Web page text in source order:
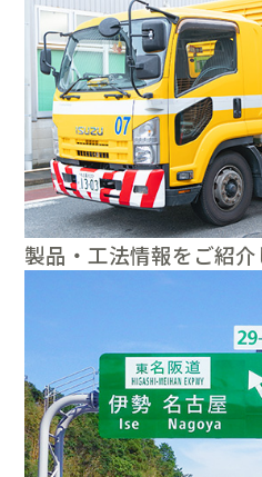
製品・工法情報をご紹介